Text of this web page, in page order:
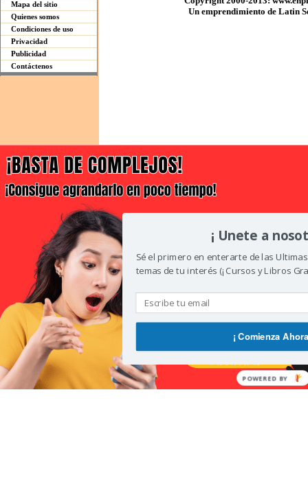
Mapa del sitio
Quienes somos
Condiciones de uso
Privacidad
Publicidad
Contáctenos
Un emprendimiento de Latin
¡ Unete a
Sé el primero en enterarte de las
temas de tu interés (¡ Cursos y Libros
¡ Comienza
POWERED BY